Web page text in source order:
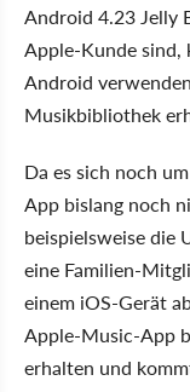
Android 4.23 Jelly
Apple-Kunde sind,
Android
Musikbibliothek
Da es sich noch
App bislang noch
beispielsweise die
eine Familien-
einem iOS-Gerät
Apple-Music-App
erhalten und